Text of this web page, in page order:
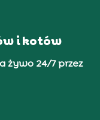
i kotów
żywo 24/7 przez